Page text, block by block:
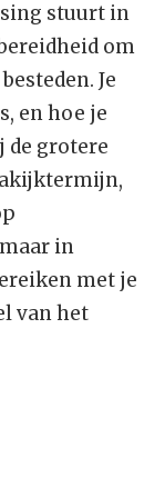
stuurt in
om
Je
en hoe je
de grotere
in
met je
van het